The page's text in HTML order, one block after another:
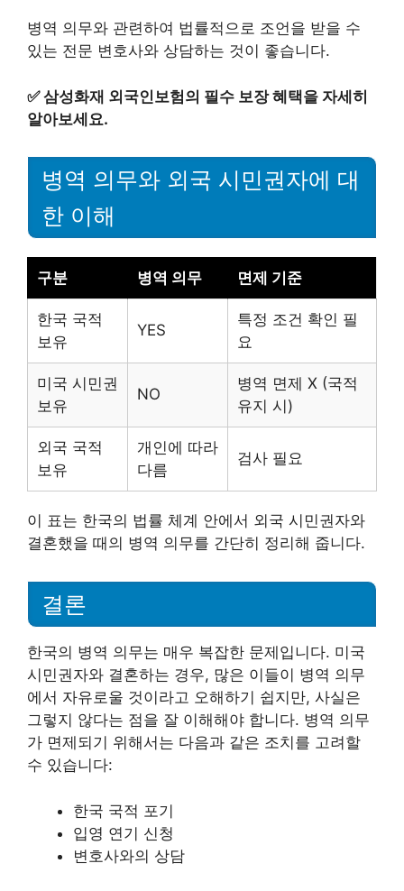
병역 의무와 관련하여 법률적으로 조언을 받을 수
있는 전문 변호사와 상담하는 것이 좋습니다.
✅삼성화재 외국인보험의 필수 보장 혜택을 자세히
알아보세요.
병역 의무와 외국 시민권자에 대
한 이해
구분 병역 의무 면제 기준
한국 국적
보유
YES
특정 조건 확인 필
요
미국 시민권
보유
NO
병역 면제 X (국적
유지 시)
외국 국적
보유
개인에 따라
다름
검사 필요
이 표는 한국의 법률 체계 안에서 외국 시민권자와
결혼했을 때의 병역 의무를 간단히 정리해 줍니다.
결론
한국의 병역 의무는 매우 복잡한 문제입니다. 미국
시민권자와 결혼하는 경우, 많은 이들이 병역 의무
에서 자유로울 것이라고 오해하기 쉽지만, 사실은
그렇지 않다는 점을 잘 이해해야 합니다. 병역 의무
가 면제되기 위해서는 다음과 같은 조치를 고려할
수 있습니다:
한국 국적 포기
입영 연기 신청
변호사와의 상담